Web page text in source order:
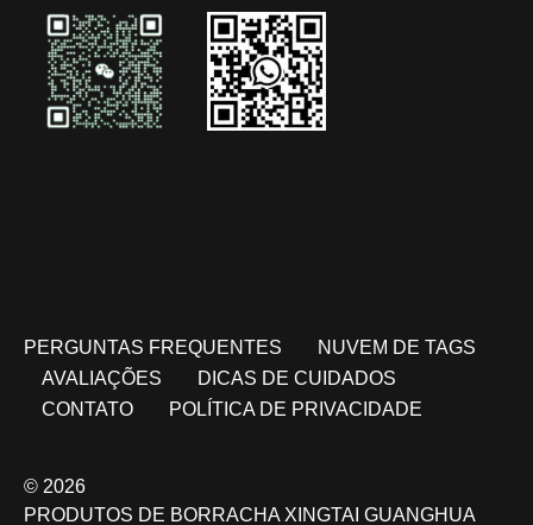
PERGUNTAS FREQUENTES
NUVEM DE TAGS
AVALIAÇÕES
DICAS DE CUIDADOS
CONTATO
POLÍTICA DE PRIVACIDADE
© 2026
PRODUTOS DE BORRACHA XINGTAI GUANGHUA